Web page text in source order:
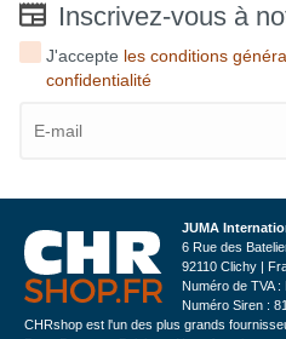
Inscrivez-vous à
J'accepte les conditions
confidentialité
JUMA
6 Rue des
92110 Clichy |
Numéro de TVA
Numéro Siren :
CHRshop est l'un des plus grands